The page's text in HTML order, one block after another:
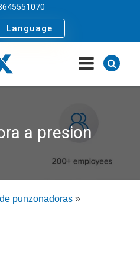
Language
a presion
punzonadoras »